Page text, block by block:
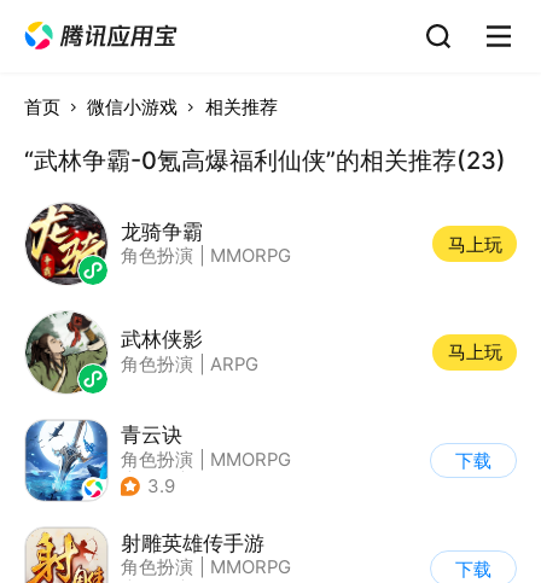
首页 微信小游戏 相关推荐
“武林争霸-0氪高爆福利仙侠”的相关推荐(23)
龙骑争霸
角色扮演 MMORPG
马上玩
武林侠影
角色扮演 ARPG
马上玩
青云诀
角色扮演
MMORPG
| 仙侠
3.9
下载
射雕英雄传手游
角色扮演
MMORPG
下载